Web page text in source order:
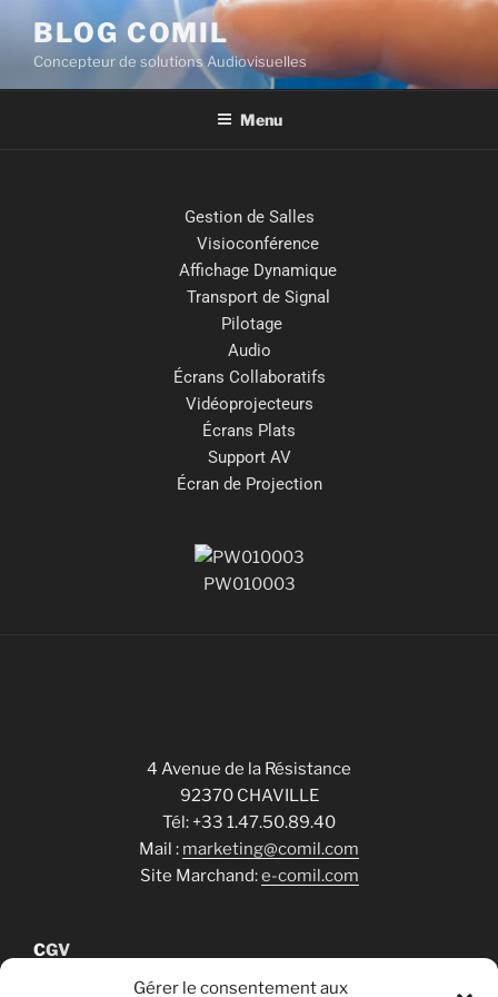
Gérer le consentement aux
BLOG COMIL
Concepteur de solutions Audiovisuelles
Menu
Gestion de Salles
Visioconférence
Affichage Dynamique
Transport de Signal
Pilotage
Audio
Écrans Collaboratifs
Vidéoprojecteurs
Écrans Plats
Support AV
Écran de Projection
PW010003
4 Avenue de la Résistance
92370 CHAVILLE
Tél: +33 1.47.50.89.40
Mail : marketing@comil.com
Site Marchand:e-comil.com
CGV